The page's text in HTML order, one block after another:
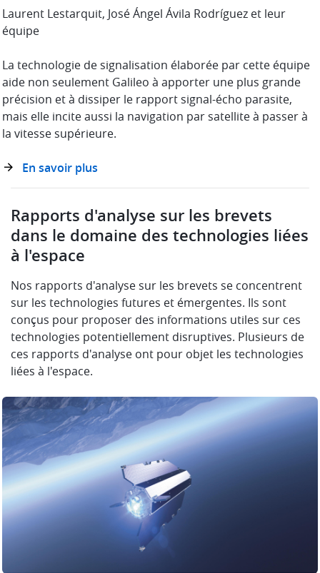
Laurent Lestarquit, José Ángel Ávila Rodríguez et leur
équipe
La technologie de signalisation élaborée par cette équipe
aide non seulement Galileo à apporter une plus grande
précision et à dissiper le rapport signal-écho parasite,
mais elle incite aussi la navigation par satellite à passer à
la vitesse supérieure.
En savoir plus
Rapports d'analyse sur les brevets
dans le domaine des technologies liées
à l'espace
Nos rapports d'analyse sur les brevets se concentrent
sur les technologies futures et émergentes. Ils sont
conçus pour proposer des informations utiles sur ces
technologies potentiellement disruptives. Plusieurs de
ces rapports d'analyse ont pour objet les technologies
liées à l'espace.